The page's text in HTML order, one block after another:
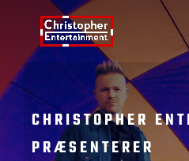
CHRISTOPHER
PRÆSENTERER